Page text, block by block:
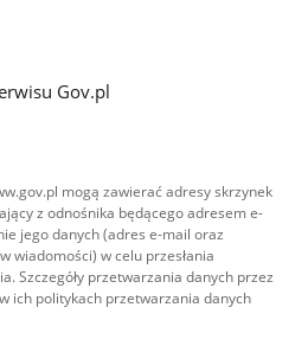
Gov.pl
mogą zawierać adresy skrzynek
z odnośnika będącego adresem e-
jego danych (adres e-mail oraz
wiadomości) w celu przesłania
Szczegóły przetwarzania danych przez
ich politykach przetwarzania danych